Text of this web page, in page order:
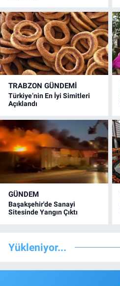
TRABZON GÜNDEMİ
Türkiye’nin En İyi Simitleri
Açıklandı
GÜNDEM
Başakşehir'de Sanayi
Sitesinde Yangın Çıktı
Yükleniyor...